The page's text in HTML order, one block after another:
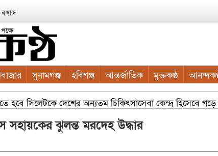
সুনামগঞ্জ হবিগঞ্জ আন্তর্জাতিক মুক্তকণ্ঠ
সিলেটকে দেশের অন্যতম চিকিৎসাসেবা কেন্দ্র হিসেবে গড়ে
সহায়কের ঝুলন্ত মরদেহ উদ্ধার